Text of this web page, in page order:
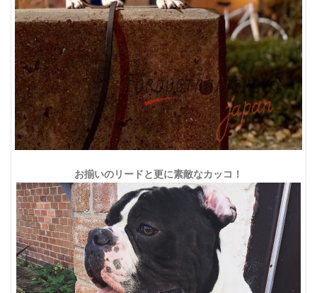
お揃いのリードと更に素敵なカッコ！